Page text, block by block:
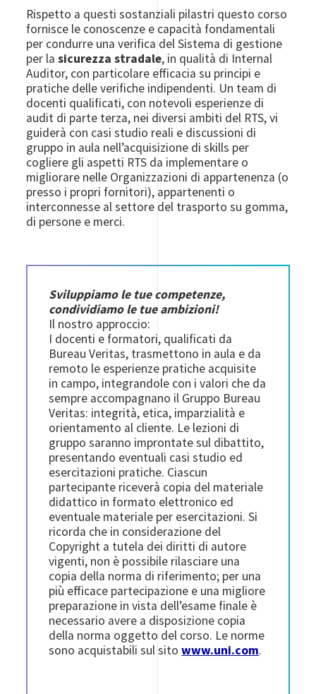
Rispetto a questi sostanziali pilastri questo corso
fornisce le conoscenze e capacità fondamentali
per condurre una verifica del Sistema di gestione
per lasicurezza stradale, in qualità di Internal
Auditor, con particolare efficacia su principi e
pratiche delle verifiche indipendenti. Un team di
docenti qualificati, con notevoli esperienze di
audit di parte terza, nei diversi ambiti del RTS, vi
guiderà con casi studio reali e discussioni di
gruppo in aula nell’acquisizione di skills per
cogliere gli aspetti RTS da implementare o
migliorare nelle Organizzazioni di appartenenza (o
presso i propri fornitori), appartenenti o
interconnesse al settore del trasporto su gomma,
di persone e merci.
Sviluppiamo le tue competenze,
condividiamo le tue ambizioni!
Il nostro approccio:
I docenti e formatori, qualificati da
Bureau Veritas, trasmettono in aula e da
remoto le esperienze pratiche acquisite
in campo, integrandole con i valori che da
sempre accompagnano il Gruppo Bureau
Veritas: integrità, etica, imparzialità e
orientamento al cliente. Le lezioni di
gruppo saranno improntate sul dibattito,
presentando eventuali casi studio ed
esercitazioni pratiche. Ciascun
partecipante riceverà copia del materiale
didattico in formato elettronico ed
eventuale materiale per esercitazioni. Si
ricorda che in considerazione del
Copyright a tutela dei diritti di autore
vigenti, non è possibile rilasciare una
copia della norma di riferimento; per una
più efficace partecipazione e una migliore
preparazione in vista dell’esame finale è
necessario avere a disposizione copia
della norma oggetto del corso. Le norme
sono acquistabili sul sitowww.uni.com.